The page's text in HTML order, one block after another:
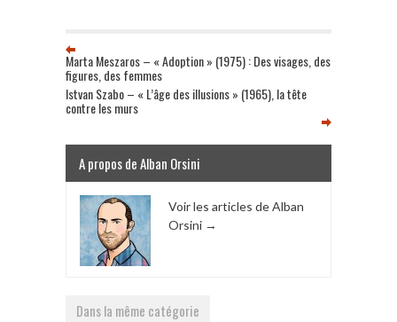
Marta Meszaros – « Adoption » (1975) : Des visages, des
figures, des femmes
Istvan Szabo – « L’âge des illusions » (1965), la tête
contre les murs
A propos de Alban Orsini
Voir les articles de Alban
Orsini →
Dans la même catégorie